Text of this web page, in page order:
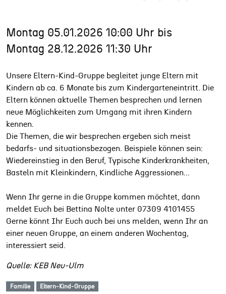
Montag 05.01.2026 10:00 Uhr bis
Montag 28.12.2026 11:30 Uhr
Unsere Eltern-Kind-Gruppe begleitet junge Eltern mit
Kindern ab ca. 6 Monate bis zum Kindergarteneintritt. Die
Eltern können aktuelle Themen besprechen und lernen
neue Möglichkeiten zum Umgang mit ihren Kindern
kennen.
Die Themen, die wir besprechen ergeben sich meist
bedarfs- und situationsbezogen. Beispiele können sein:
Wiedereinstieg in den Beruf, Typische Kinderkrankheiten,
Basteln mit Kleinkindern, Kindliche Aggressionen...
Wenn Ihr gerne in die Gruppe kommen möchtet, dann
meldet Euch bei Bettina Nolte unter 07309 4101455
Gerne könnt Ihr Euch auch bei uns melden, wenn Ihr an
einer neuen Gruppe, an einem anderen Wochentag,
interessiert seid.
Quelle: KEB Neu-Ulm
Familie Eltern-Kind-Gruppe